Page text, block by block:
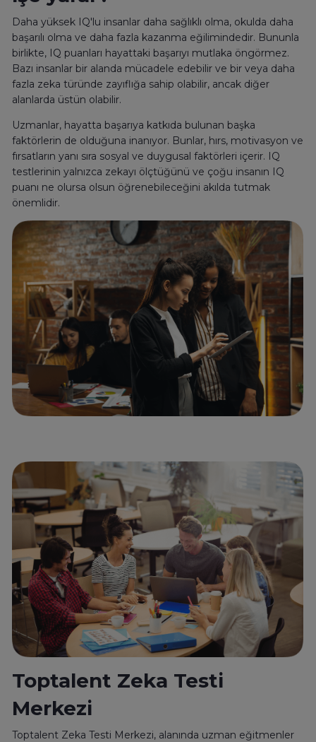
Daha yüksek IQ'lu insanlar daha sağlıklı olma, okulda daha
başarılı olma ve daha fazla kazanma eğilimindedir. Bununla
birlikte, IQ puanları hayattaki başarıyı mutlaka öngörmez.
Bazı insanlar bir alanda mücadele edebilir ve bir veya daha
fazla zeka türünde zayıflığa sahip olabilir, ancak diğer
alanlarda üstün olabilir.
Uzmanlar, hayatta başarıya katkıda bulunan başka
faktörlerin de olduğuna inanıyor. Bunlar, hırs, motivasyon ve
fırsatların yanı sıra sosyal ve duygusal faktörleri içerir. IQ
testlerinin yalnızca zekayı ölçtüğünü ve çoğu insanın IQ
puanı ne olursa olsun öğrenebileceğini akılda tutmak
önemlidir.
Toptalent Zeka Testi
Merkezi
Toptalent Zeka Testi Merkezi, alanında uzman eğitmenler